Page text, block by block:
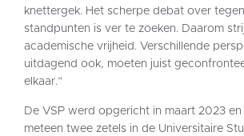
knettergek. Het scherpe debat over
standpunten is ver te zoeken. Daarom
academische vrijheid. Verschillende
uitdagend ook, moeten juist
elkaar.”
De VSP werd opgericht in maart 2023 en
meteen twee zetels in de Universitaire